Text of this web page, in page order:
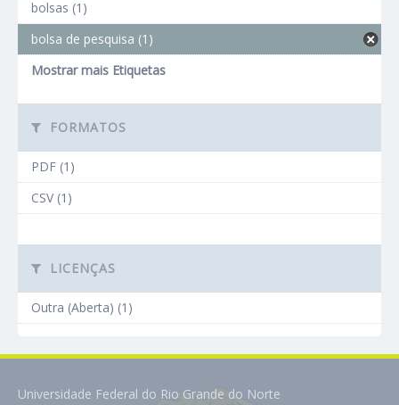
bolsas (1)
bolsa de pesquisa (1)
Mostrar mais Etiquetas
FORMATOS
PDF (1)
CSV (1)
LICENÇAS
Outra (Aberta) (1)
Universidade Federal do Rio Grande do Norte